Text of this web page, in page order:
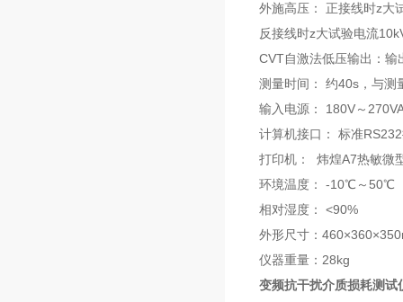
外施高压： 正接线时z大
反接线时z大试验电流
CVT自激法低压输出：
测量时间： 约40s，与测
输入电源： 180V～
计算机接口： 标准
打印机： 炜煌A7热敏微
环境温度： -10℃～50℃
相对湿度： <90%
外形尺寸：
仪器重量：28kg
变频抗干扰介质损耗测试